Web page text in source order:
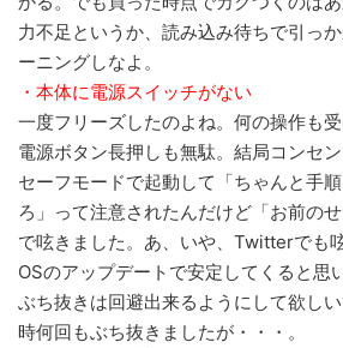
力不足というか、読み込み待ちで引っ
ーニングしなよ。
・本体に電源スイッチがない
一度フリーズしたのよね。何の操作も受
電源ボタン長押しも無駄。結局コンセン
セーフモードで起動して「ちゃんと手
ろ」って注意されたんだけど「お前の
で呟きました。あ、いや、Twitterでも
OSのアップデートで安定してくると思
ぶち抜きは回避出来るようにして欲し
時何回もぶち抜きましたが・・・。